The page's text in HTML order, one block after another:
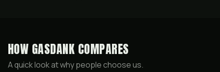
HOW GASDANK COMPARES
A quick look at why people choose us.